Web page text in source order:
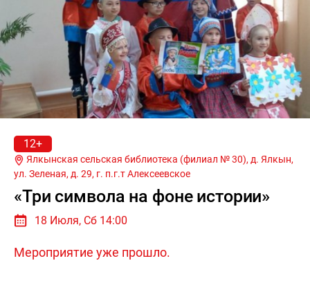
12+
ул. Зеленая, д. 29, г. п.г.т Алексеевское
«Три символа на фоне истории»
18 Июля, Сб 14:00
Мероприятие уже прошло.